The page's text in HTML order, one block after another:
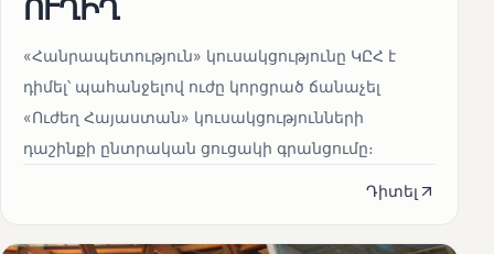
ՈՒՂԻՂ
«Հանրապետություն» կուսակցությունը ԿԸՀ է
դիմել՝ պահանջելով ուժը կորցրած ճանաչել
«Ուժեղ Հայաստան» կուսակցությունների
դաշինքի ընտրական ցուցակի գրանցումը։
Դիտել